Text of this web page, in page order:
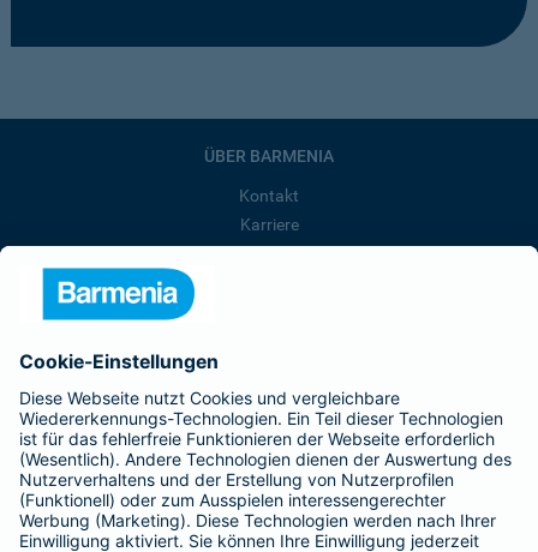
ÜBER BARMENIA
Kontakt
Karriere
Barmenia ist Teil der BarmeniaGothaer
BELIEBTE SEITEN
Kranken-Zusatzversicherung
Tierversicherungen
Haftpflichtversicherung
Hausratversicherung